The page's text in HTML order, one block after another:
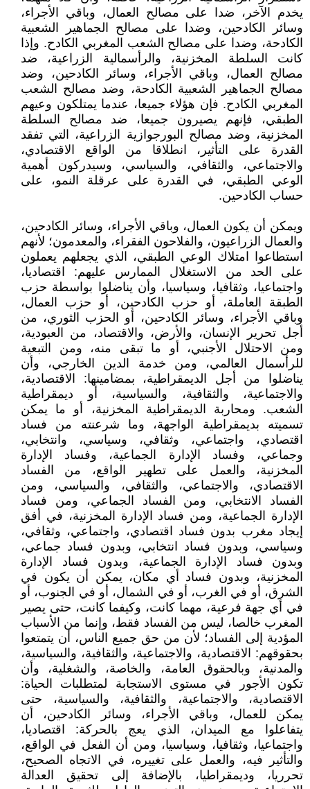
يخدم الآخر، ضدا على مصالح العمال، وباقي الأجراء،
وسائر الكادحين، وضدا على مصالح الجماهير الشعبية
الكادحة، وضدا على مصالح الشعب المغربي الكادح. وإذا
كانت السلطة المخزنية، والرأسمالية الزراعية، ضد
مصالح العمال، وباقي الأجراء، وسائر الكادحين، وضد
مصالح الجماهير الشعبية الكادحة، وضد مصالح الشعب
المغربي الكادح. فإن هؤلاء جميعا، عندما يمتلكون وعيهم
الطبقي، فإنهم يصيرون جميعا، ضد مصالح السلطة
المخزنية، وضد مصالح البورجوازية الزراعية، التي تفقد
القدرة على التأثير، انطلاقا من الواقع الاقتصادي،
والاجتماعي، والثقافي، والسياسي، وسيدركون أهمية
الوعي الطبقي، في القدرة على عرقلة النمو، على
حساب الكادحين.
ويمكن أن يكون العمال، وباقي الأجراء، وسائر الكادحين،
والعمال الزراعيون، والفلاحون الفقراء، والمعدمون؛ لأنهم
استطاعوا امتلاك الوعي الطبقي، الذي يجعلهم يعملون
على الحد من الاستغلال الممارس عليهم: اقتصاديا،
واجتماعيا، وثقافيا، وسياسيا، وأن يناضلوا بواسطة حزب
الطبقة العاملة، أو حزب الكادحين، أو حزب العمال،
وباقي الأجراء، وسائر الكادحين، أو الحزب الثوري، من
أجل تحرير الإنسان، والأرض، والاقتصاد، من العبودية،
ومن الاحتلال الأجنبي، أو ما تبقى منه، ومن التبعية
للرأسمال العالمي، ومن خدمة الدين الخارجي، وأن
يناضلوا من أجل الديمقراطية، بمضامينها: الاقتصادية،
والاجتماعية، والثقافية، والسياسية، أو ديمقراطية
الشعب. ومحاربة الديمقراطية المخزنية، أو ما يمكن
تسميته بديمقراطية الواجهة، وما شرعنته من فساد
اقتصادي، واجتماعي، وثقافي، وسياسي، وانتخابي،
وجماعي، وفساد الإدارة الجماعية، وفساد الإدارة
المخزنية، والعمل على تطهير الواقع، من الفساد
الاقتصادي، والاجتماعي، والثقافي، والسياسي، ومن
الفساد الانتخابي، ومن الفساد الجماعي، ومن فساد
الإدارة الجماعية، ومن فساد الإدارة المخزنية، في أفق
إيجاد مغرب بدون فساد اقتصادي، واجتماعي، وثقافي،
وسياسي، وبدون فساد انتخابي، وبدون فساد جماعي،
وبدون فساد الإدارة الجماعية، وبدون فساد الإدارة
المخزنية، وبدون فساد أي مكان، يمكن أن يكون في
الشرق، أو في الغرب، أو في الشمال، أو في الجنوب، أو
في أي جهة فرعية، مهما كانت، وكيفما كانت، حتى يصير
المغرب خالصا، ليس من الفساد فقط، وإنما من الأسباب
المؤدية إلى الفساد؛ لأن من حق جميع الناس، أن يتمتعوا
بحقوقهم: الاقتصادية، والاجتماعية، والثقافية، والسياسية،
والمدنية، وبالحقوق العامة، والخاصة، والشغلية، وأن
تكون الأجور في مستوى الاستجابة لمتطلبات الحياة:
الاقتصادية، والاجتماعية، والثقافية، والسياسية، حتى
يمكن للعمال، وباقي الأجراء، وسائر الكادحين، أن
يتفاعلوا مع الميدان، الذي يعج بالحركة: اقتصاديا،
واجتماعيا، وثقافيا، وسياسيا، ومن أن الفعل في الواقع،
والتأثير فيه، والعمل على تغييره، في الاتجاه الصحيح،
تحرريا، وديمقراطيا، بالإضافة إلى تحقيق العدالة